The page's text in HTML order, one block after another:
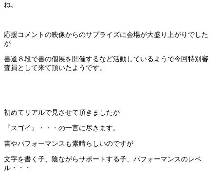
ね。
応援コメントの映像からのサプライズに会場が大盛り上がりでした
が
書道８段で書の個展を開催するなど活動しているようで今回特別審
査員として来て頂いたようです。
初めてリアルで見させて頂きましたが
『スゴイ』・・・の一言に尽きます。
書やパフォーマンスも素晴らしいのですが
文字を書く子、陰ながらサポートする子、パフォーマンスのレベ
ル・・・